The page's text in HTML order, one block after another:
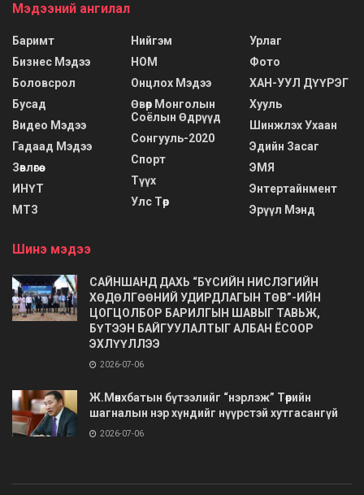
Мэдээний ангилал
Баримт
Бизнес Мэдээ
Боловсрол
Бусад
Видео Мэдээ
Гадаад Мэдээ
Зөвлөгөө
ИНҮТ
МТЗ
Нийгэм
НОМ
Онцлох Мэдээ
Өвөр Монголын
Соёлын Өдрүүд
Сонгууль-2020
Спорт
Түүх
Улс Төр
Урлаг
Фото
ХАН-УУЛ ДҮҮРЭГ
Хууль
Шинжлэх Ухаан
Эдийн Засаг
ЭМЯ
Энтертайнмент
Эрүүл Мэнд
Шинэ мэдээ
САЙНШАНД ДАХЬ “БҮСИЙН НИСЛЭГИЙН
ХӨДӨЛГӨӨНИЙ УДИРДЛАГЫН ТӨВ”-ИЙН
ЦОГЦОЛБОР БАРИЛГЫН ШАВЫГ ТАВЬЖ,
БҮТЭЭН БАЙГУУЛАЛТЫГ АЛБАН ЁСООР
ЭХЛҮҮЛЛЭЭ
2026-07-06
Ж.Мөнхбатын бүтээлийг “нэрлэж” Төрийн
шагналын нэр хүндийг нүүрстэй хутгасангүй
2026-07-06